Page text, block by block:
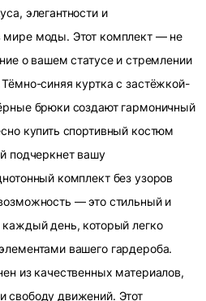
элегантности и
моды. Этот комплект — не
о вашем статусе и стремлении
синяя куртка с застёжкой-
брюки создают гармоничный
купить спортивный костюм
подчеркнет вашу
комплект без узоров
— это стильный и
день, который легко
вашего гардероба.
из качественных материалов,
свободу движений. Этот